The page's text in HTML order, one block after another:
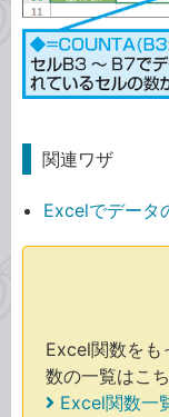
関連ワザ
Excelでデータ
Excel関数をも
数の一覧はこ
Excel関数一